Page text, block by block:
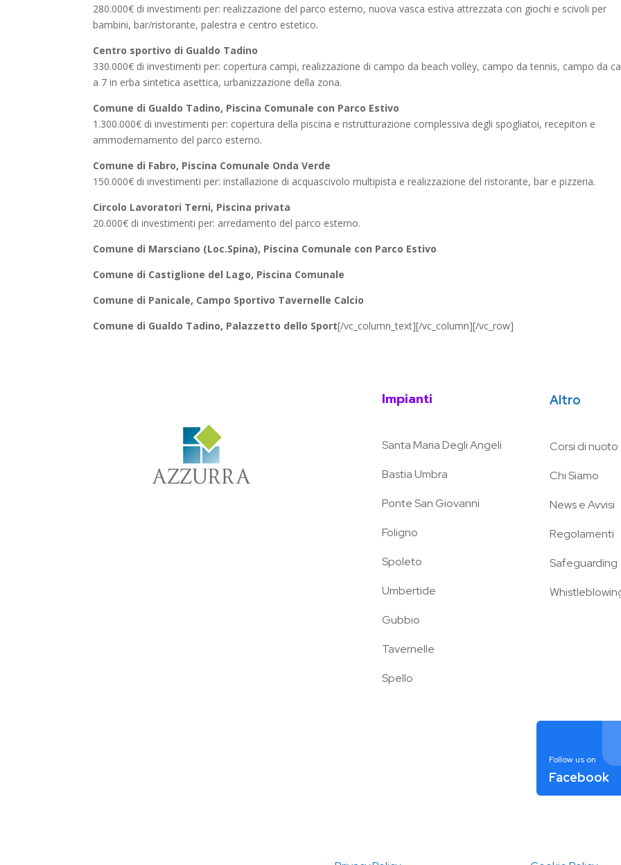
280.000€ di investimenti per: realizzazione del parco esterno, nuova vasca estiva attrezzata con giochi e scivoli per
bambini, bar/ristorante, palestra e centro estetico.
Centro sportivo di Gualdo Tadino
330.000€ di investimenti per: copertura campi, realizzazione di campo da beach volley, campo da tennis, campo da
a 7 in erba sintetica asettica, urbanizzazione della zona.
Comune di Gualdo Tadino, Piscina Comunale con Parco Estivo
1.300.000€ di investimenti per: copertura della piscina e ristrutturazione complessiva degli spogliatoi, recepiton e
ammodernamento del parco esterno.
Comune di Fabro, Piscina Comunale Onda Verde
150.000€ di investimenti per: installazione di acquascivolo multipista e realizzazione del ristorante, bar e pizzeria.
Circolo Lavoratori Terni, Piscina privata
20.000€ di investimenti per: arredamento del parco esterno.
Comune di Marsciano (Loc.Spina), Piscina Comunale con Parco Estivo
Comune di Castiglione del Lago, Piscina Comunale
Comune di Panicale, Campo Sportivo Tavernelle Calcio
Comune di Gualdo Tadino, Palazzetto dello Sport[/vc_column_text][/vc_column][/vc_row]
Impianti
Santa Maria Degli Angeli
Bastia Umbra
Ponte San Giovanni
Foligno
Spoleto
Umbertide
Gubbio
Tavernelle
Spello
Altro
Corsi di nuoto
Chi Siamo
News e Avvisi
Regolamenti
Safeguarding
Follow us on
Facebook